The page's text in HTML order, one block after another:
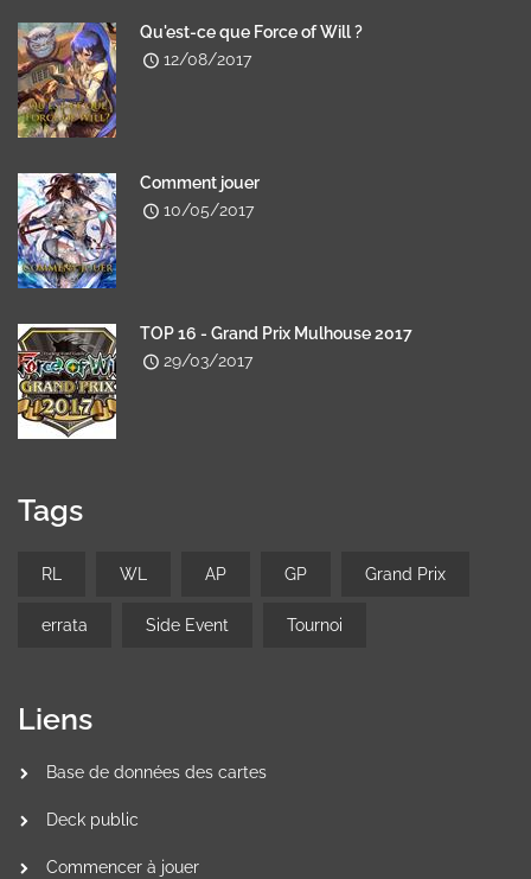
Qu'est-ce que Force of Will ?
12/08/2017
Comment jouer
10/05/2017
TOP 16 - Grand Prix Mulhouse 2017
29/03/2017
Tags
RL WL AP GP Grand Prix
errata Side Event Tournoi
Liens
Base de données des cartes
Deck public
Commencer à jouer